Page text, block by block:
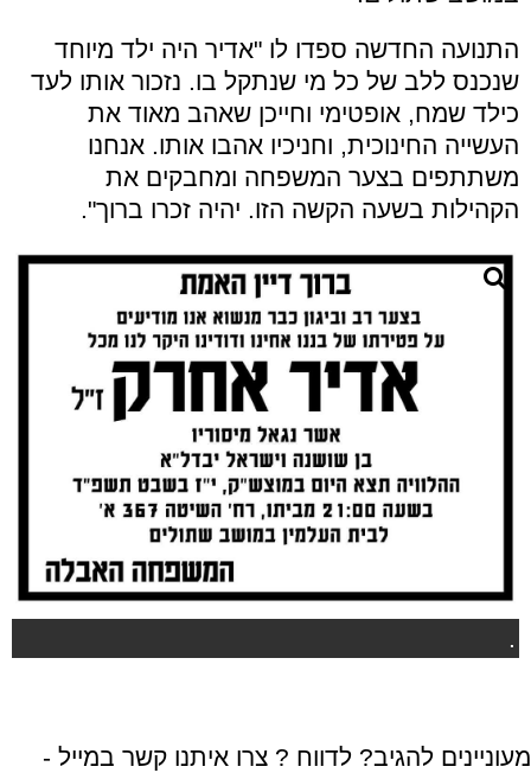
התנועה החדשה ספדו לו "אדיר היה ילד מיוחד
שנכנס ללב של כל מי שנתקל בו. נזכור אותו לעד
כילד שמח, אופטימי וחייכן שאהב מאוד את
העשייה החינוכית, וחניכיו אהבו אותו. אנחנו
משתתפים בצער המשפחה ומחבקים את
הקהילות בשעה הקשה הזו. יהיה זכרו ברוך".
.
מעוניינים להגיב? לדווח ? צרו איתנו קשר במייל -